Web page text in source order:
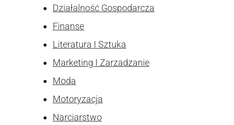
Działalność Gospodarcza
Finanse
Literatura I Sztuka
Marketing I Zarzadzanie
Moda
Motoryzacja
Narciarstwo